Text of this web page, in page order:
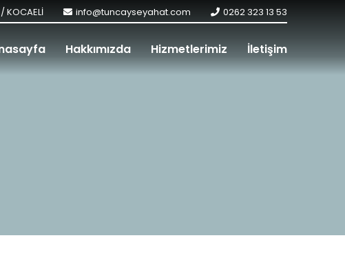
info@tuncayseyahat.com 0262 323 13 53
Hakkımızda Hizmetlerimiz İletişim